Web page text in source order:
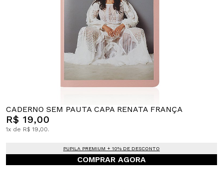
CADERNO SEM PAUTA CAPA RENATA FRANÇA
R$ 19,00
1x de R$ 19,00.
PUPILA PREMIUM + 10% DE DESCONTO
COMPRAR AGORA